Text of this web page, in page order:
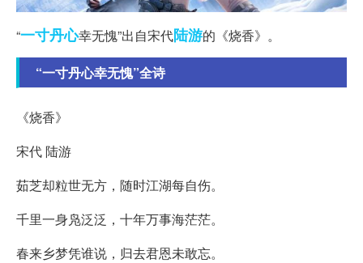
“一寸丹心幸无愧”出自宋代陆游的《烧香》。
“一寸丹心幸无愧”全诗
《烧香》
宋代 陆游
茹芝却粒世无方，随时江湖每自伤。
千里一身凫泛泛，十年万事海茫茫。
春来乡梦凭谁说，归去君恩未敢忘。